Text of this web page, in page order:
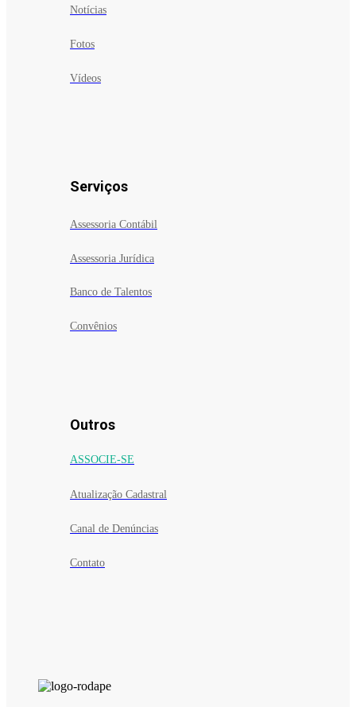
Notícias
Fotos
Vídeos
Serviços
Assessoria Contábil
Assessoria Jurídica
Banco de Talentos
Convênios
Outros
ASSOCIE-SE
Atualização Cadastral
Canal de Denúncias
Contato